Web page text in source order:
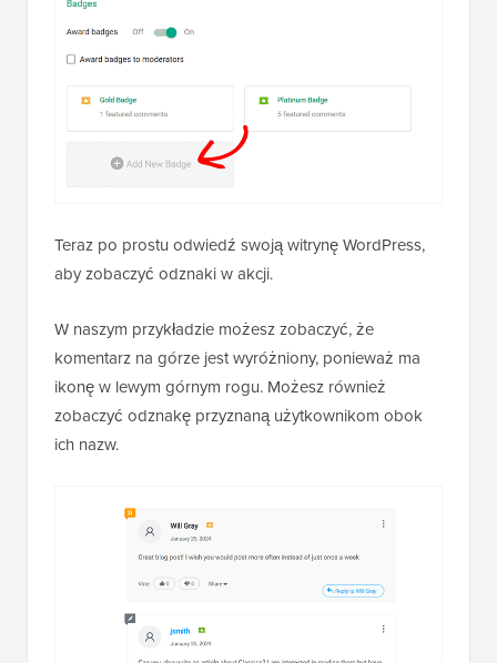
Teraz po prostu odwiedź swoją witrynę WordPress,
aby zobaczyć odznaki w akcji.
W naszym przykładzie możesz zobaczyć, że
komentarz na górze jest wyróżniony, ponieważ ma
ikonę w lewym górnym rogu. Możesz również
zobaczyć odznakę przyznaną użytkownikom obok
ich nazw.